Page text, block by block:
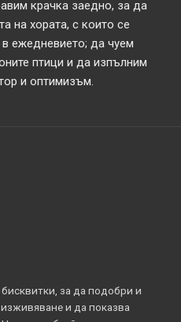
за да подобри и
и да показва
крачка заедно, за да
на хората, с които се
ежедневието; да чуем
птици и да изпълним
и оптимизъм.